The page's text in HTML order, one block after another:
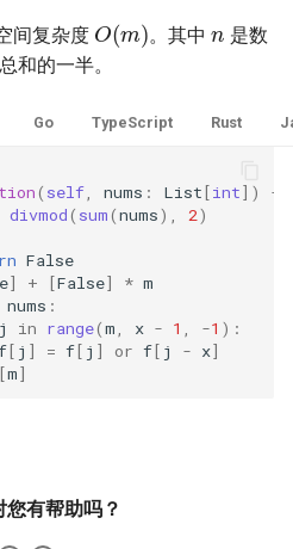
间复杂度
O ( m
。其中
是数
和的一半。
Go TypeScript Rust
( self, nums : List [int])
->
divmod( sum(nums), 2)
False
] + [False] * m
nums :
j in range(m, x - 1 , -1 ):
[ j ] = f [ j ] or f [ j - x]
[m]
您有帮助吗？